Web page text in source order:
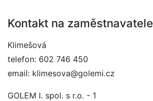
Kontakt na zaměstnavatele
Klimešová
telefon: 602 746 450
email: klimesova@golemi.cz
GOLEM I. spol. s r.o. - 1